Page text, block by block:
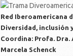
Red Iberoamericana
Diversidad, inclusión
Coordina: Profa. Dra.
Marcela Schenck